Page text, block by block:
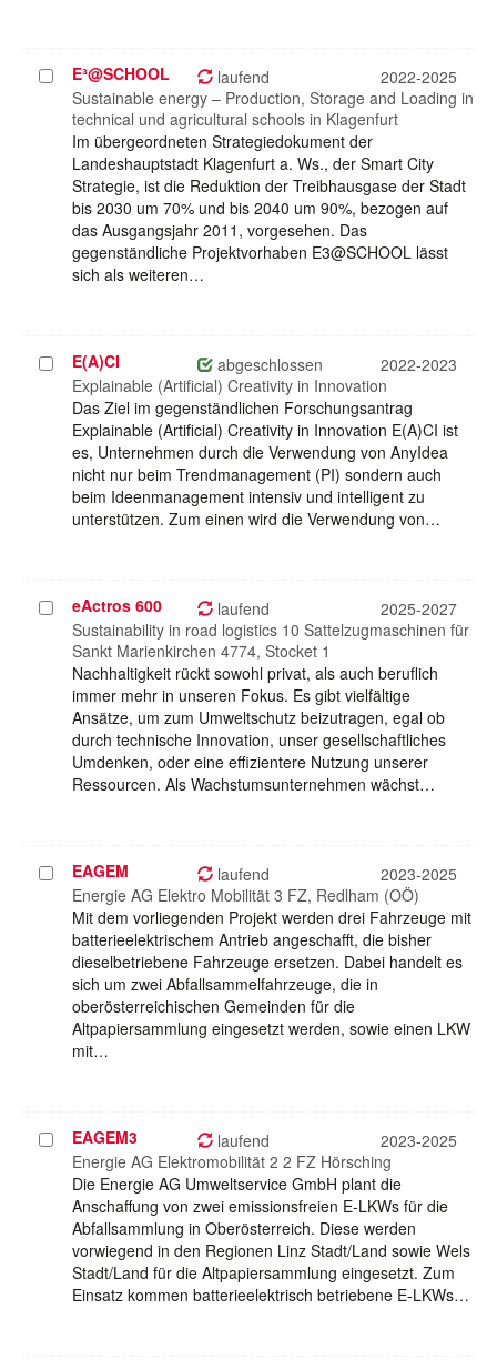
Projekt
auswählen
E³@SCHOOL laufend
2022-2025
Sustainable energy – Production, Storage and Loading in
technical und agricultural schools in Klagenfurt
Im übergeordneten Strategiedokument der
Landeshauptstadt Klagenfurt a. Ws., der Smart City
Strategie, ist die Reduktion der Treibhausgase der Stadt
bis 2030 um 70% und bis 2040 um 90%, bezogen auf
das Ausgangsjahr 2011, vorgesehen. Das
gegenständliche Projektvorhaben E3@SCHOOL lässt
sich als weiteren…
Projekt
auswählen
E(A)CI abgeschlossen
2022-2023
Explainable (Artificial) Creativity in Innovation
Das Ziel im gegenständlichen Forschungsantrag
Explainable (Artificial) Creativity in Innovation E(A)CI ist
es, Unternehmen durch die Verwendung von AnyIdea
nicht nur beim Trendmanagement (PI) sondern auch
beim Ideenmanagement intensiv und intelligent zu
unterstützen. Zum einen wird die Verwendung von…
Projekt
auswählen
eActros 600 laufend
2025-2027
Sustainability in road logistics 10 Sattelzugmaschinen für
Sankt Marienkirchen 4774, Stocket 1
Nachhaltigkeit rückt sowohl privat, als auch beruflich
immer mehr in unseren Fokus. Es gibt vielfältige
Ansätze, um zum Umweltschutz beizutragen, egal ob
durch technische Innovation, unser gesellschaftliches
Umdenken, oder eine effizientere Nutzung unserer
Ressourcen. Als Wachstumsunternehmen wächst…
Projekt
auswählen
EAGEM laufend
2023-2025
Energie AG Elektro Mobilität 3 FZ, Redlham (OÖ)
Mit dem vorliegenden Projekt werden drei Fahrzeuge mit
batterieelektrischem Antrieb angeschafft, die bisher
dieselbetriebene Fahrzeuge ersetzen. Dabei handelt es
sich um zwei Abfallsammelfahrzeuge, die in
oberösterreichischen Gemeinden für die
Altpapiersammlung eingesetzt werden, sowie einen LKW
mit…
Projekt
auswählen
EAGEM3 laufend
2023-2025
Energie AG Elektromobilität 2 2 FZ Hörsching
Die Energie AG Umweltservice GmbH plant die
Anschaffung von zwei emissionsfreien E-LKWs für die
Abfallsammlung in Oberösterreich. Diese werden
vorwiegend in den Regionen Linz Stadt/Land sowie Wels
Stadt/Land für die Altpapiersammlung eingesetzt. Zum
Einsatz kommen batterieelektrisch betriebene E-LKWs…